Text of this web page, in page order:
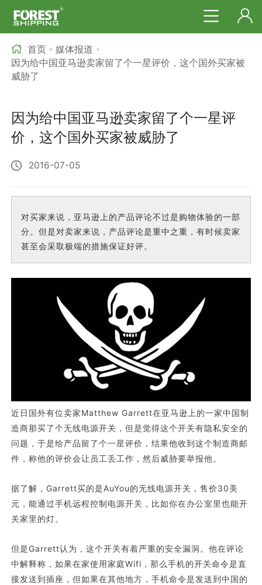
首页 > 媒体报道 >
因为给中国亚马逊卖家留了个一星评价，这个国外买家被
威胁了
因为给中国亚马逊卖家留了个一星评
价，这个国外买家被威胁了
2016-07-05
对买家来说，亚马逊上的产品评论不过是购物体验的一部
分。但是对卖家来说，产品评论是重中之重，有时候卖家
甚至会采取极端的措施保证好评。
近日国外有位卖家Matthew Garrett在亚马逊上的一家中国制
造商那买了个无线电源开关，但是觉得这个开关有隐私安全的
问题，于是给产品留了个一星评价，结果他收到这个制造商邮
件，称他的评价会让员工丢工作，然后威胁要举报他。
据了解，Garrett买的是AuYou的无线电源开关，售价30美
元，能通过手机远程控制电源开关，比如你在办公室里也能开
关家里的灯。
但是Garrett认为，这个开关有着严重的安全漏洞。他在评论
中解释称，如果在家使用家庭Wifi，那么手机的开关命令是直
接发送到插座，但如果在其他地方，手机命令是发送到中国的